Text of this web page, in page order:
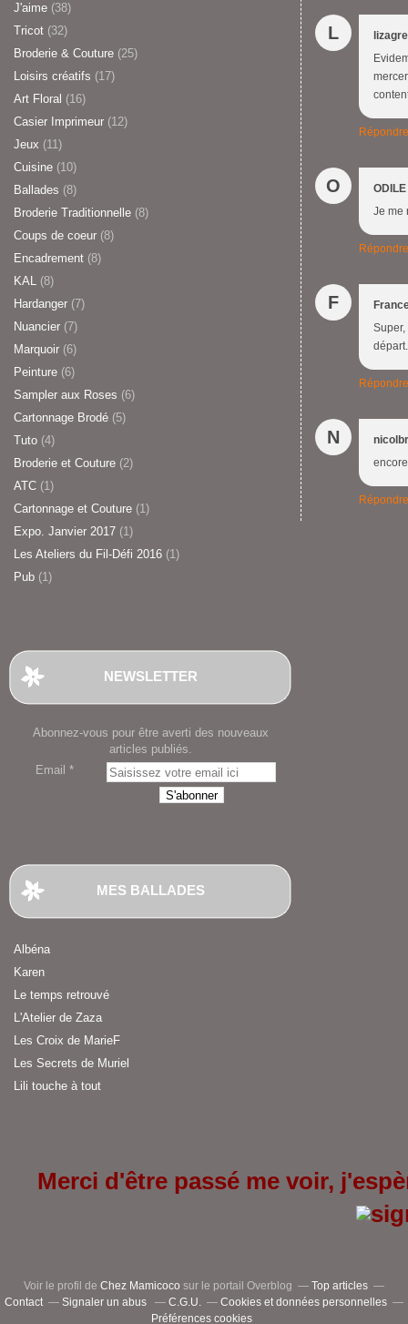
J'aime (38)
Tricot (32)
Broderie & Couture (25)
Loisirs créatifs (17)
Art Floral (16)
Casier Imprimeur (12)
Jeux (11)
Cuisine (10)
Ballades (8)
Broderie Traditionnelle (8)
Coups de coeur (8)
Encadrement (8)
KAL (8)
Hardanger (7)
Nuancier (7)
Marquoir (6)
Peinture (6)
Sampler aux Roses (6)
Cartonnage Brodé (5)
Tuto (4)
Broderie et Couture (2)
ATC (1)
Cartonnage et Couture (1)
Expo. Janvier 2017 (1)
Les Ateliers du Fil-Défi 2016 (1)
Pub (1)
NEWSLETTER
Abonnez-vous pour être averti des nouveaux
articles publiés.
Email
MES BALLADES
Albéna
Karen
Le temps retrouvé
L'Atelier de Zaza
Les Croix de MarieF
Les Secrets de Muriel
Lili touche à tout
L
Répondre
O
ODILE
Je me
Répondre
F
Super,
Répondre
N
Répondre
Merci d'être passé me voir,
Voir le profil de Chez Mamicoco sur le portail Overblog
Top articles
Contact
Signaler un abus C.G.U.
Cookies et données personnelles
Préférences cookies